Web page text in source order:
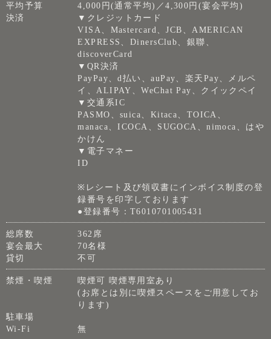
平均予算
4,000円(通常平均)／4,300円(宴会平均)
決済
▼クレジットカード
VISA、Mastercard、JCB、AMERICAN
EXPRESS、DinersClub、銀聯、
discoverCard
▼QR決済
PayPay、d払い、auPay、楽天Pay、メルペ
イ、ALIPAY、WeChat Pay、クイックペイ
▼交通系IC
PASMO、suica、Kitaca、TOICA、
manaca、ICOCA、SUGOCA、nimoca、はや
かけん
▼電子マネー
ID
※レシート及び領収書にインボイス制度の登
録番号を印字しております
●登録番号：T6010701005431
総席数
362席
宴会最大
70名様
貸切
不可
禁煙・喫煙
喫煙可 喫煙専用室あり
(お席とは別に喫煙スペースをご用意してお
ります)
駐車場
Wi-Fi
無